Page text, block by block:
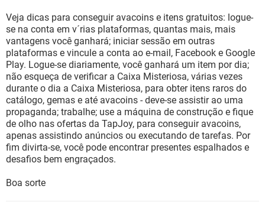
Veja dicas para conseguir avacoins e itens gratuitos: logue-
se na conta em v´rias plataformas, quantas mais, mais
vantagens você ganhará; iniciar sessão em outras
plataformas e vincule a conta ao e-mail, Facebook e Google
Play. Logue-se diariamente, você ganhará um item por dia;
não esqueça de verificar a Caixa Misteriosa, várias vezes
durante o dia a Caixa Misteriosa, para obter itens raros do
catálogo, gemas e até avacoins - deve-se assistir ao uma
propaganda; trabalhe; use a máquina de construção e fique
de olho nas ofertas da TapJoy, para conseguir avacoins,
apenas assistindo anúncios ou executando de tarefas. Por
fim divirta-se, você pode encontrar presentes espalhados e
desafios bem engraçados.
Boa sorte